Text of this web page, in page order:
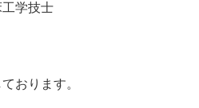
学技士
おります。